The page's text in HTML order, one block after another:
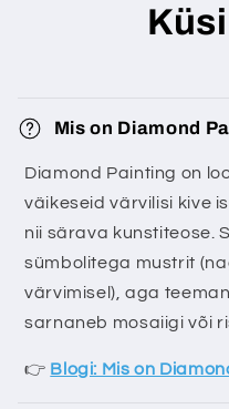
Mis on Diamond
Diamond Painting on
väikeseid värvilisi kive
nii särava kunstiteose.
sümbolitega mustrit
värvimisel), aga
sarnaneb mosaiigi või
👉 Blogi: Mis on